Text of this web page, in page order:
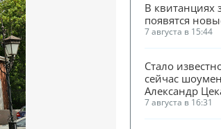
В квитанциях
появятся
7 августа в 15:44
Стало
сейчас
Александр
7 августа в 16:31